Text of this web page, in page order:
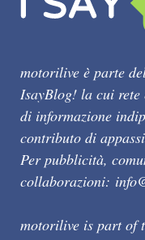
motorilive è parte
IsayBlog! la cui
di informazione
contributo di
Per pubblicità,
collaborazioni:
motorilive is part of